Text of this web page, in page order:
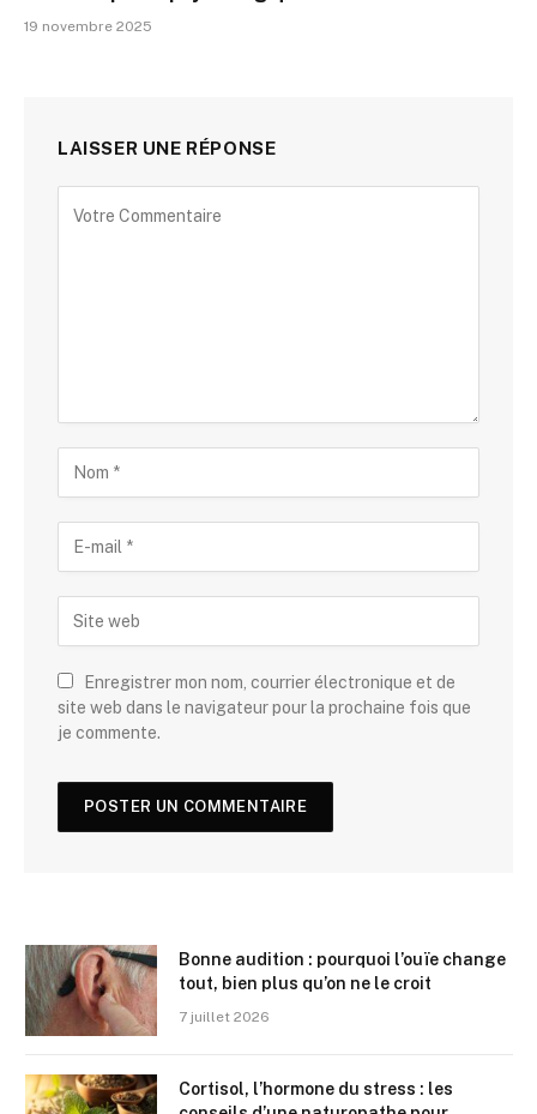
19 novembre 2025
LAISSER UNE RÉPONSE
Enregistrer mon nom, courrier électronique et de
site web dans le navigateur pour la prochaine fois que
je commente.
Bonne audition : pourquoi l’ouïe change
tout, bien plus qu’on ne le croit
7 juillet 2026
Cortisol, l’hormone du stress : les